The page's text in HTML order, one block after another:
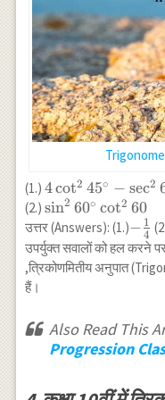
(1.) 4 \cot ^2
45^{\circ}-
\sec ^2
60^{\circ}-
\sin ^2
30^{\circ}
4cot2 45∘ − sec2
(2.) \sin ^2
60^{\circ}
\cot ^2 60
sin2 60∘ cot2 60
उत्तर (Answers): (1.)-
{4}
− 4
1
उपर्युक्त सवालों को हल करने
,त्रिकोणमितीय अनुपात
हैं।
Also Read This
Progression